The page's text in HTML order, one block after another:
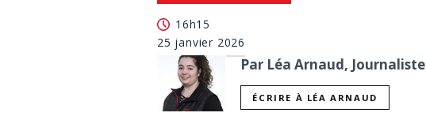
16h15
25 janvier 2026
Par Léa Arnaud, Journaliste
ÉCRIRE À LÉA ARNAUD